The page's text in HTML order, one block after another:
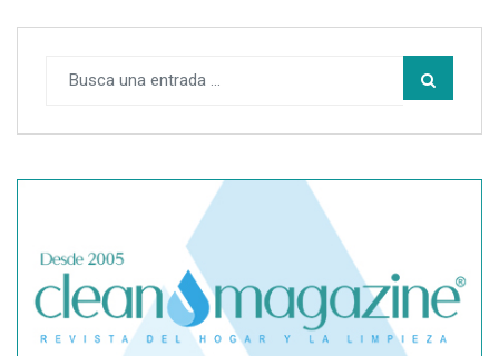
SegurChollo advierte de los límites del seguro médico
privado ante un contagio de hantavirus fuera de España